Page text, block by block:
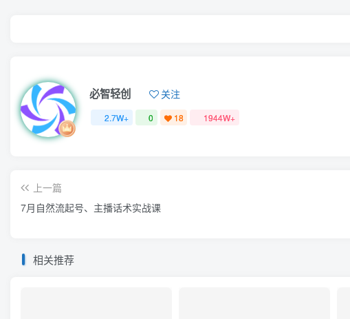
必智轻创 关注
2.7W+ 0 18 1944W+
上一篇
7月自然流起号、主播话术实战课
相关推荐